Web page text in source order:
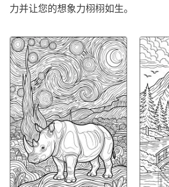
力并让您的想象力栩栩如生。